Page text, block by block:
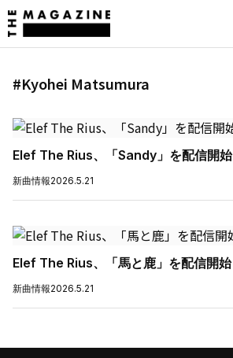
#Kyohei Matsumura
Elef The Rius、「Sandy」を配信開始
新曲情報2026.5.21
Elef The Rius、「馬と鹿」を配信開始
新曲情報2026.5.21